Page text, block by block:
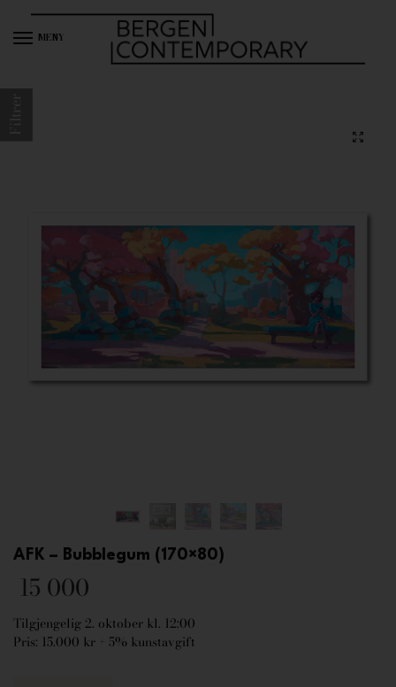
MENY
AFK – Bubblegum (170×80)
15 000
Tilgjengelig 2. oktober kl. 12:00
Pris: 15.000 kr + 5% kunstavgift
Filtrer